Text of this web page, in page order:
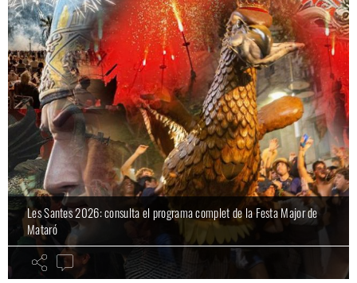
Les Santes 2026: consulta el programa complet de la Festa Major de
Mataró